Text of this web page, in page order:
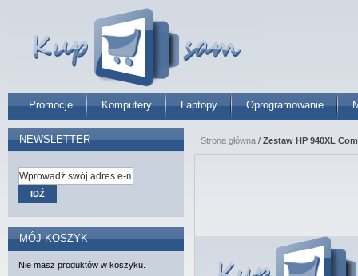
Promocje Komputery Laptopy Oprogramowanie
Strona główna / Zestaw HP 940XL
NEWSLETTER
IDŹ
MÓJ KOSZYK
Nie masz produktów w koszyku.